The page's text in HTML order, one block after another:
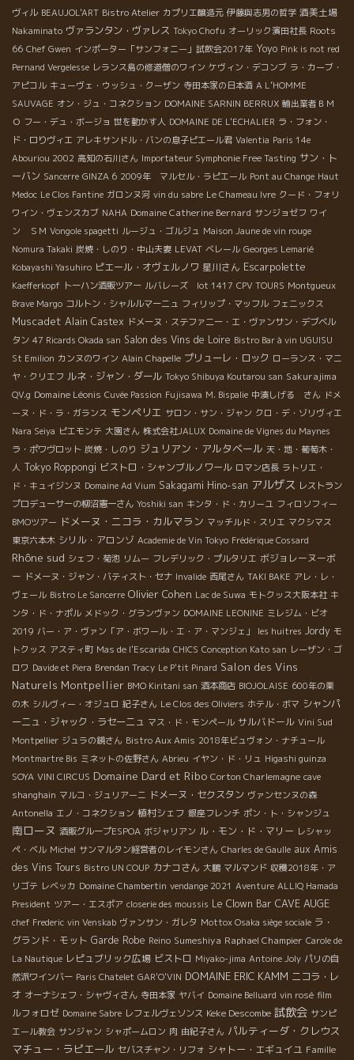
ヴィル BEAUJOL'ART Bistro Atelier カプリエ醸造元 伊藤與志男の哲学 酒美土場
Nakaminato ヴァランタン・ヴァレス Tokyo Chofu オーリック濱田社長 Roots
66 Chef Gwen インポーター「サンフォニー」試飲会2017年 Yoyo Pink is not red
Pernand Vergelesse レランス島の修道僧のワイン ケヴィン・デコンブ ラ・カーブ・
アピコル キューヴェ・ウッシュ・クーザン 寺田本家の日本酒 A L’HOMME
SAUVAGE オン・ジュ・コネクション DOMAINE SARNIN BERRUX 輸出業者ＢＭ
Ｏ フー・デュ・ボージョ 世を動かす人 DOMAINE DE L'ECHALIER ラ・フォン・
ド・ロりヴィエ アレキサンドル・バンの息子ピエール君 Valentia Paris 14e
Abouriou 2002 高知の石川さん Importateur Symphonie Free Tasting サン・ト
ーバン Sancerre GINZA 6 2009年 マルセル・ラピエール Pont au Change Haut
Medoc Le Clos Fantine ガロンヌ河 vin du sabre Le Chameau Ivre クード・フォリ
ワイン・ヴェンスカブ NAHA Domaine Catherine Bernard サンジョゼフ ワイ
ン ＳＭ Vongole spagetti ルージュ・ゴルジュ Maison Jaune de vin rouge
Nomura Takaki 炭焼・しのり・中山夫妻 LEVAT ベレール Georges Lemarié
Kobayashi Yasuhiro ピエール・オヴェルノワ 星川さん Escarpolette
Kaefferkopf トーハン酒販ツアー ルバレーズ lot 1417 CPV TOURS Montgueux
Brave Margo コルトン・シャルルマーニュ フィリップ・マッフル フェニックス
Muscadet Alain Castex ドメーヌ・ステファニー・エ・ヴァンサン・デブベル
タン 47 Ricards Okada san Salon des Vins de Loire Bistro Bar à vin UGUISU
St Emilion カンヌのワイン Alain Chapelle プリューレ・ロック ローランス・マニ
ヤ・クリエフ ルネ・ジャン・ダール Tokyo Shibuya Koutarou san Sakurajima
QV.g Domaine Léonis Cuvée Passion Fujisawa M. Bispalie 中湊しげる さん ドメ
ーヌ・ド・ラ・ガランス モンペリエ サロン・サン・ジャン クロ・デ・ゾリヴィエ
Nara Seiya ピエモンテ 大園さん 株式会社JALUX Domaine de Vignes du Maynes
ラ・ポワヴロット 炭焼・しのり ジュリアン・アルタベール 天・地・葡萄木・
人 Tokyo Roppongi ビストロ・シャンブルノワール ロマン店長 ラトリエ・
ド・キュイジンヌ Domaine Ad Vium Sakagami Hino-san アルザス レストラン
プロデューサーの柳沼憲一さん Yoshiki san キンタ・ド・カリーユ フィロソフィー
BMOツアー ドメーヌ・ニコラ・カルマラン マッチルド・スリエ マクシマス
東京六本木 シリル・アロンゾ Academie de Vin Tokyo Frédérique Cossard
Rhône sud シェフ・菊池 リムー フレデリック・プルタリエ ボジョレーヌーボ
ー ドメーヌ・ジャン・バティスト・セナ Invalide 西尾さん TAKI BAKE アレ・レ・
ヴェール Bistro Le Sancerre Olivier Cohen Lac de Suwa モトクッス大阪本社 キ
ンタ・ド・ナポル メドック・グランヴァン DOMAINE LEONINE ミレジム・ビオ
2019 バー・ア・ヴァン「ア・ボワール・エ・ア・マンジェ」 les huitres Jordy モ
トクッス アスティ町 Mas de l'Escarida CHICS Conception Kato san レーザン・ゴ
ロワ Davide et Piera Brendan Tracy Le P'tit Pinard Salon des Vins
Naturels Montpellier BMO Kiritani san 酒本商店 BIOJOLAISE 600年の栗
の木 シルヴィー・オジュロ 紀子さん Le Clos des Oliviers ホテル・ボマ シャンパ
ーニュ・ジャック・ラセーニュ マス・ド・モンペール サルバドール Vini Sud
Montpellier ジュラの鏡さん Bistro Aux Amis 2018年ビュヴォン・ナチュール
Montmartre Bis ミネットの佐野さん Abrieu イヤン・ド・リュ Higashi guinza
SOYA VINI CIRCUS Domaine Dard et Ribo Corton Charlemagne cave
shanghain マルコ・ジュリアーニ ドメーヌ・セクスタン ヴァンセンヌの森
Antonella エノ・コネクション 植村シェフ 銀座フレンチ ポン・ト・シャンジュ
南ローヌ 酒販グループESPOA ボジャリアン ル・モン・ド・マリー レシャッ
ペ・ベル Michel サンマルタン経営者のレイモンさん Charles de Gaulle aux Amis
des Vins Tours Bistro UN COUP カナコさん 大鵬 マルマンド 収穫2018年・ア
リゴテ レベッカ Domaine Chambertin vendange 2021 Aventure ALLIQ Hamada
President ツアー・エスポア closerie des moussis Le Clown Bar CAVE AUGE
chef Frederic vin Venskab ヴァンサン・ガレタ Mottox Osaka siège sociale ラ・
グランド・モット Garde Robe Reino Sumeshiya Raphael Champier Carole de
La Nautique レピュブリック広場 ビストロ Miyako-jima Antoine Joly パリの自
然派ワインバー Paris Chatelet GAR'O'VIN DOMAINE ERIC KAMM ニコラ・レ
オ オーナシェフ・シャヴィさん 寺田本家 ヤバイ Domaine Belluard vin rosé film
ルフォロゼ Domaine Sabre レフェルヴェソンス Keke Descombe 試飲会 サンピ
エール教会 サンジャン シャポームロン 肉 由紀子さん パルティーダ・クレウス
マチュー・ラピエール セバスチャン・リフォ シャトー・エギュイユ Famille